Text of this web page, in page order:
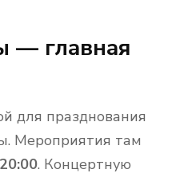
— главная
для празднования
Мероприятия там
. Концертную